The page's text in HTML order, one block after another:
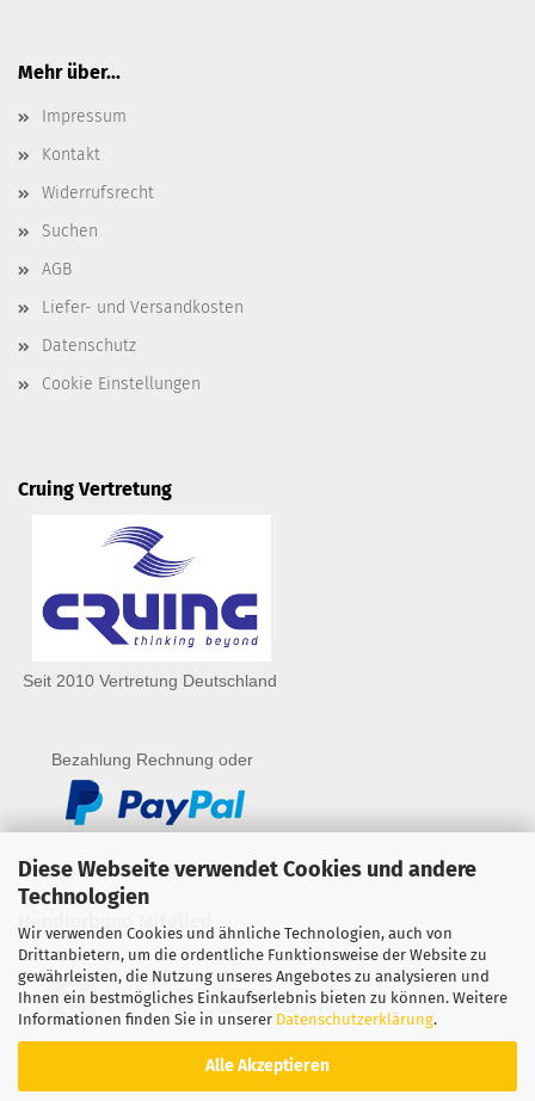
Diese Webseite verwendet Cookies und andere
Technologien
Wir verwenden Cookies und ähnliche Technologien, auch von
Drittanbietern, um die ordentliche Funktionsweise der Website zu
gewährleisten, die Nutzung unseres Angebotes zu analysieren und
Ihnen ein bestmögliches Einkaufserlebnis bieten zu können. Weitere
Informationen finden Sie in unserer Datenschutzerklärung.
Alle Akzeptieren
Mehr über...
Impressum
Kontakt
Widerrufsrecht
Suchen
AGB
Liefer- und Versandkosten
Datenschutz
Cookie Einstellungen
Cruing Vertretung
Seit 2010 Vertretung Deutschland
Bezahlung Rechnung oder
Händlerbund Mitglied